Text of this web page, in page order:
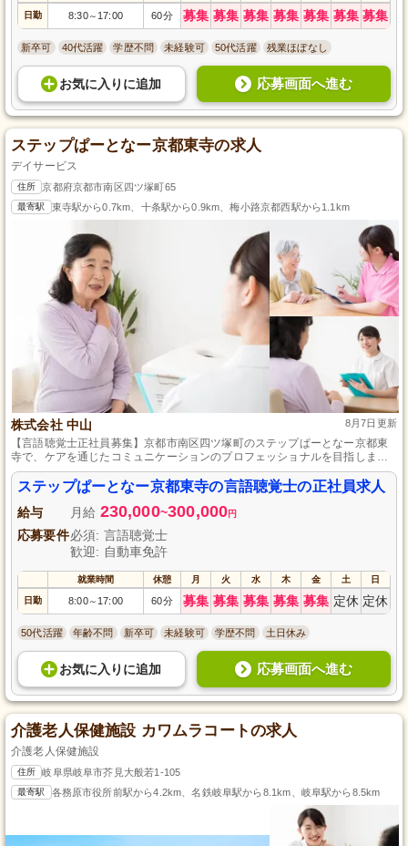
日勤 8:30～ 17:00 60分 募集 募集 募集 募集 募集 募集 募集
新卒可 40代活躍 学歴不問 未経験可 50代活躍 残業ほぼなし
お気に入り に追加 応募画面へ進む
ステップぱーとなー京都東寺の求人
デイサービス
住所 京都府京都市南区四ツ塚町65
最寄駅 東寺駅から0.7km、十条駅から0.9km、梅小路京都西駅から1.1km
株式会社 中山 8月7日更新
【言語聴覚士正社員募集】京都市南区四ツ塚町のステップぱーとなー京都東
寺で、ケアを通じたコミュニケーションのプロフェッショナルを目指しませ
んか？デイサービス利用者様の日々のコミュニケーションをサポートし、言
語や聴覚機能の改善に導く役割を担っていただきます。アットホームな環境
で資格を活かし、利用者様の笑顔と自信を育てるお手伝いをしてみません
か？
ステップぱーとなー京都東寺の言語聴覚士の正社員求人
給与 月給 230,000~300,000円
応募要件必須: 言語聴覚士
歓迎: 自動車免許
就業時間 休憩 月 火 水 木 金 土 日
日勤 8:00～ 17:00 60分 募集 募集 募集 募集 募集 定休 定休
50代活躍 年齢不問 新卒可 未経験可 学歴不問 土日休み
お気に入り に追加 応募画面へ進む
介護老人保健施設 カワムラコートの求人
介護老人保健施設
住所 岐阜県岐阜市芥見大般若1-105
最寄駅 各務原市役所前駅から4.2km、名鉄岐阜駅から8.1km、岐阜駅から8.5km